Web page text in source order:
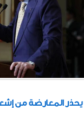
يحذر المعارضة من